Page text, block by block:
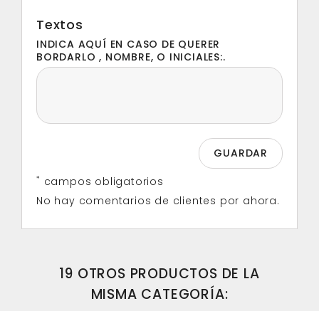
Textos
INDICA AQUÍ EN CASO DE QUERER
BORDARLO , NOMBRE, O INICIALES:.
* campos obligatorios
No hay comentarios de clientes por ahora.
19 OTROS PRODUCTOS DE LA
MISMA CATEGORÍA: